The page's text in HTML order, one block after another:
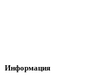
Информация